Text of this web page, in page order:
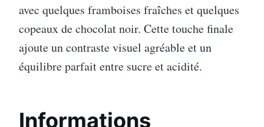
avec quelques framboises fraîches et quelques
copeaux de chocolat noir. Cette touche finale
ajoute un contraste visuel agréable et un
équilibre parfait entre sucre et acidité.
Informations